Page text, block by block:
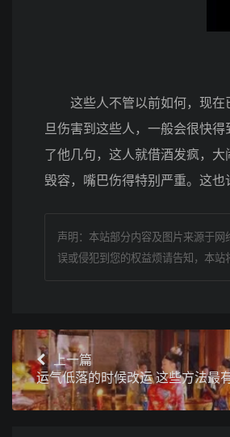
这些人不管以前如何，现在
旦伤害到这些人，一般会很快
了他几句，这人就借酒发疯，
毁容，嘴巴伤得特别严重。这
声明：本站部分内容及图片来源于
误或侵犯到您的权益烦请告知，本站
上一篇
运气低落的时候改运 这些方法最